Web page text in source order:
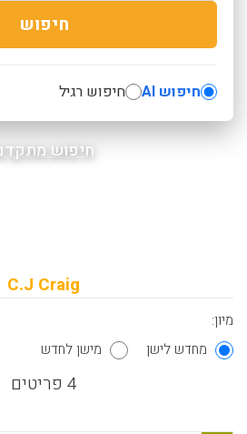
חיפוש
חיפוש AI חיפוש רגיל
חיפוש
C.J Craig
מיון:
מחדש לישן
מישן לחדש
4 פריטים